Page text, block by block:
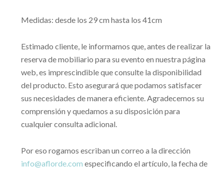
Medidas: desde los 29 cm hasta los 41cm
Estimado cliente, le informamos que, antes de realizar la
reserva de mobiliario para su evento en nuestra página
web, es imprescindible que consulte la disponibilidad
del producto. Esto asegurará que podamos satisfacer
sus necesidades de manera eficiente. Agradecemos su
comprensión y quedamos a su disposición para
cualquier consulta adicional.
Por eso rogamos escriban un correo a la dirección
info@aflorde.com especificando el artículo, la fecha de